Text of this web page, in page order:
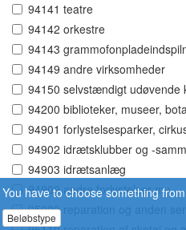
94141 teatre
94142 orkestre
94143
94149 andre virksomheder
94150 selvstændigt udøvende
94200 biblioteker, museer,
94901 forlystelsesparker,
94902 idrætsklubber og -
94903 idrætsanlæg
94909 andre forlystelser mv.
95000 reparation og anden
You have to choose something
Beløbstype